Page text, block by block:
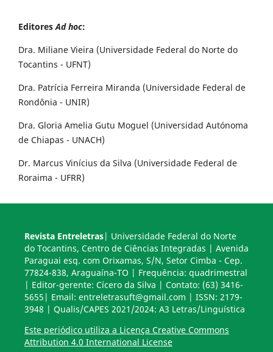
Editores Ad hoc:
Dra. Miliane Vieira (Universidade Federal do Norte do
Tocantins - UFNT)
Dra. Patrícia Ferreira Miranda (Universidade Federal de
Rondônia - UNIR)
Dra. Gloria Amelia Gutu Moguel (Universidad Autónoma
de Chiapas - UNACH)
Dr. Marcus Vinícius da Silva (Universidade Federal de
Roraima - UFRR)
Revista Entreletras| Universidade Federal do Norte
do Tocantins, Centro de Ciências Integradas | Avenida
Paraguai esq. com Orixamas, S/N, Setor Cimba - Cep.
77824-838, Araguaína-TO | Frequência: quadrimestral
| Editor-gerente: Cícero da Silva | Contato: (63) 3416-
5655| Email: entreletrasuft@gmail.com | ISSN: 2179-
3948 | Qualis/CAPES 2021/2024: A3 Letras/Linguística
Este periódico utiliza a Licença Creative Commons
Attribution 4.0 International License